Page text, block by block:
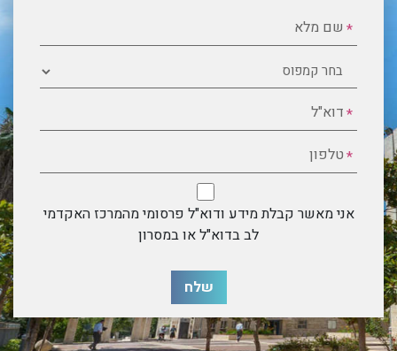
שם מלא *
קמפוס
דוא"ל*
טלפון*
אני מאשר קבלת מידע ודוא"ל פרסומי מהמרכז האקדמי
לב בדוא"ל או במסרון